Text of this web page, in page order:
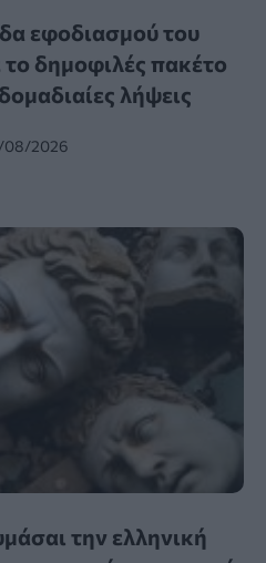
εφοδιασμού του
δημοφιλές πακέτο
λήψεις
08/2026
την ελληνική